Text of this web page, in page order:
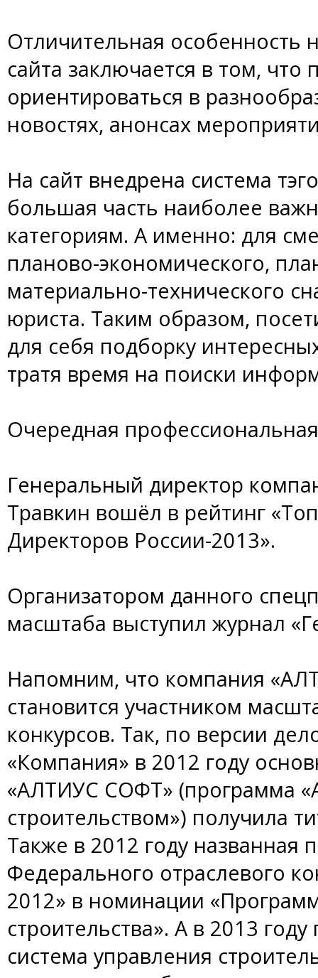
Отличительная особенность
сайта заключается в том, что
ориентироваться в
новостях, анонсах
На сайт внедрена система
большая часть наиболее
категориям. А именно: для
планово-экономического,
материально-технического
юриста. Таким образом,
для себя подборку
тратя время на поиски
Очередная
Генеральный директор
Травкин вошёл в рейтинг
Директоров России-2013».
Организатором данного
масштаба выступил журнал
Напомним, что компания
становится участником
конкурсов. Так, по версии
«Компания» в 2012 году
«АЛТИУС СОФТ» (программа
строительством») получила
Также в 2012 году названная
Федерального отраслевого
2012» в номинации
строительства». А в 2013
система управления